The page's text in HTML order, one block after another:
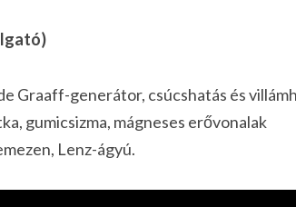
Graaff-generátor, csúcshatás és
gumicsizma, mágneses erővonalak
Lenz-ágyú.